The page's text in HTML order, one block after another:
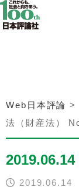
Web日本評論 >
法（財産法）
2019.06.14